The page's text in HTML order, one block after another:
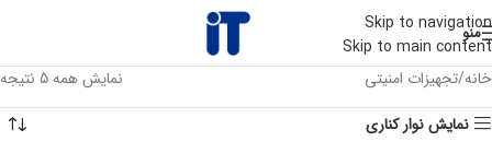
Skip to navigation
Skip to main content
منو
خانه تجهیزات امنیتی
نمایش همه 5 نتیجه
نمایش نوار کناری